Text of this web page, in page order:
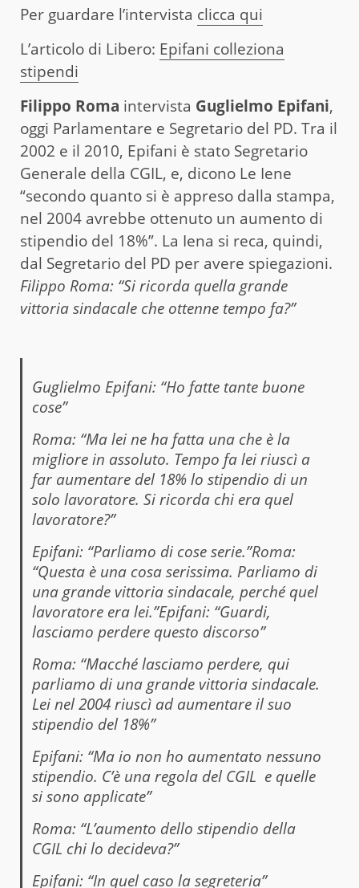
Per guardare l’intervista clicca qui
L’articolo di Libero: Epifani colleziona
stipendi
Filippo Roma intervista Guglielmo Epifani,
oggi Parlamentare e Segretario del PD. Tra il
2002 e il 2010, Epifani è stato Segretario
Generale della CGIL, e, dicono Le Iene
“secondo quanto si è appreso dalla stampa,
nel 2004 avrebbe ottenuto un aumento di
stipendio del 18%”. La Iena si reca, quindi,
dal Segretario del PD per avere spiegazioni.
Filippo Roma: “Si ricorda quella grande
vittoria sindacale che ottenne tempo fa?”
Guglielmo Epifani: “Ho fatte tante buone
cose”
Roma: “Ma lei ne ha fatta una che è la
migliore in assoluto. Tempo fa lei riuscì a
far aumentare del 18% lo stipendio di un
solo lavoratore. Si ricorda chi era quel
lavoratore?”
Epifani: “Parliamo di cose serie.”Roma:
“Questa è una cosa serissima. Parliamo di
una grande vittoria sindacale, perché quel
lavoratore era lei.”Epifani: “Guardi,
lasciamo perdere questo discorso”
Roma: “Macché lasciamo perdere, qui
parliamo di una grande vittoria sindacale.
Lei nel 2004 riuscì ad aumentare il suo
stipendio del 18%”
Epifani: “Ma io non ho aumentato nessuno
stipendio. C’è una regola del CGIL e quelle
si sono applicate”
Roma: “L’aumento dello stipendio della
CGIL chi lo decideva?”
Epifani: “In quel caso la segreteria”